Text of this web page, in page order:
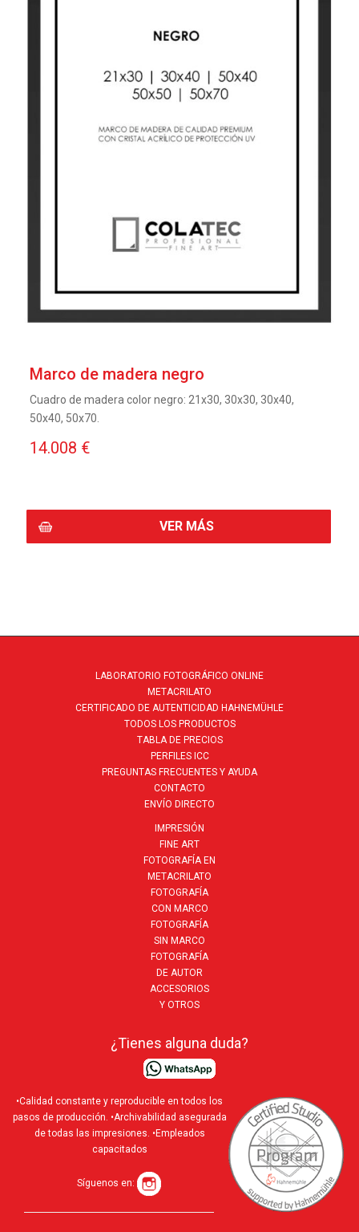
Marco de madera negro
Cuadro de madera color negro: 21x30, 30x30, 30x40,
50x40, 50x70.
14.008 €
COMPRAR
VER MÁS
LABORATORIO FOTOGRÁFICO ONLINE
METACRILATO
CERTIFICADO DE AUTENTICIDAD HAHNEMÜHLE
TODOS LOS PRODUCTOS
TABLA DE PRECIOS
PERFILES ICC
PREGUNTAS FRECUENTES Y AYUDA
CONTACTO
ENVÍO DIRECTO
IMPRESIÓN
FINE ART
FOTOGRAFÍA EN
METACRILATO
FOTOGRAFÍA
CON MARCO
FOTOGRAFÍA
SIN MARCO
FOTOGRAFÍA
DE AUTOR
ACCESORIOS
Y OTROS
¿Tienes alguna duda?
•Calidad constante y reproducible en todos los
pasos de producción. •Archivabilidad asegurada
de todas las impresiones. •Empleados
capacitados
Síguenos en: